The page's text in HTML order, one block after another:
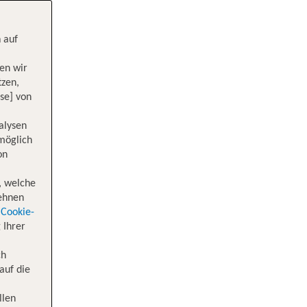
auf
wir
von
welche
Cookie-
Ihrer
die